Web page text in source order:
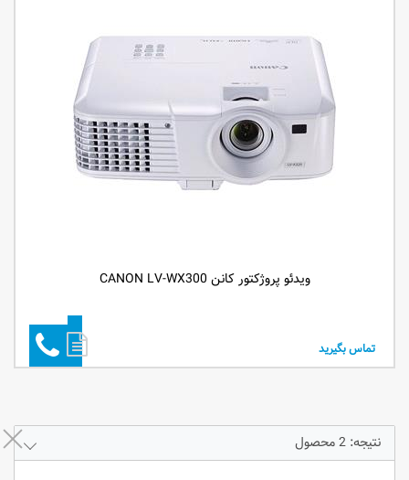
ویدئو پروژکتور کانن CANON LV-WX300
تماس بگیرید
نتیجه: 2 محصول